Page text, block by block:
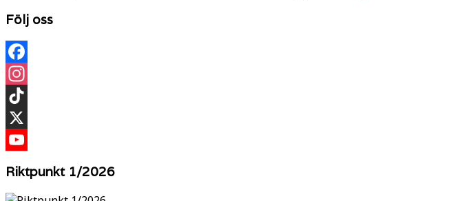
Följ oss
Facebook
Instagram
TikTok
X
Riktpunkt 1/2026